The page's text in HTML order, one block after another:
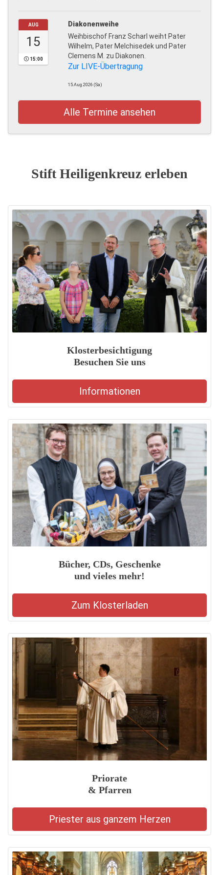
AUG
15
15:00
Diakonenweihe
Weihbischof Franz Scharl weiht Pater
Wilhelm, Pater Melchisedek und Pater
Clemens M. zu Diakonen.
Zur LIVE-Übertragung
15.Aug.2026 (Sa)
Alle Termine ansehen
Stift Heiligenkreuz erleben
Klosterbesichtigung
Besuchen Sie uns
Informationen
Bücher, CDs, Geschenke
und vieles mehr!
Zum Klosterladen
Priorate
& Pfarren
Priester aus ganzem Herzen